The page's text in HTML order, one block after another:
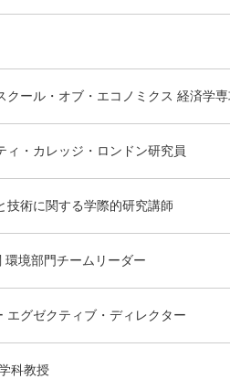
クール・オブ・エコノミクス 経済学
ィ・カレッジ・ロンドン研究員
技術に関する学際的研究講師
境部門チームリーダー
エグゼクティブ・ディレクター
科教授